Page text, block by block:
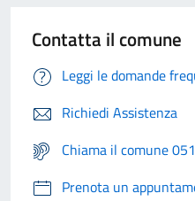
Contatta il comune
Leggi le domande
Richiedi Assistenza
Chiama il comune
Prenota un